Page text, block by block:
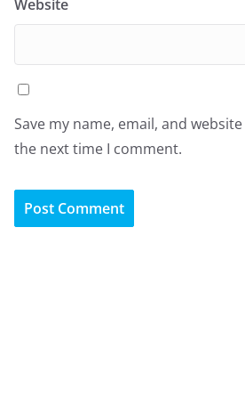
Website
Save my name, email, and
the next time I comment.